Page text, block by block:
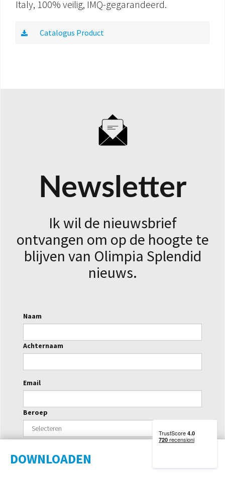
DOWNLOADEN
Italy, 100% veilig, IMQ-gegarandeerd.
Catalogus Product
Newsletter
Ik wil de nieuwsbrief
ontvangen om op de hoogte te
blijven van Olimpia Splendid
nieuws.
Naam
Achternaam
Email
Beroep
Ik wens de nieuwsbrief te ontvangen en geef mijn
toestemming na het lezen van de specifieke